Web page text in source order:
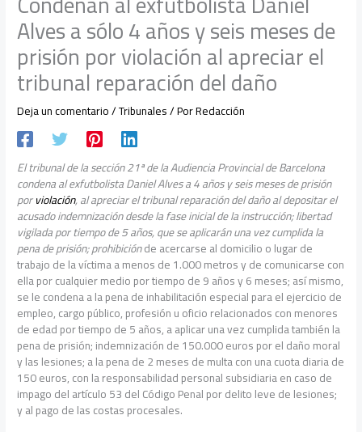
Alves a sólo 4 años y seis meses de
prisión por violación al apreciar el
tribunal reparación del daño
Deja un comentario/Tribunales/ PorRedacción
El tribunal de la sección 21ª de la Audiencia Provincial de Barcelona
condena al exfutbolista Daniel Alves a 4 años y seis meses de prisión
porviolación, al apreciar el tribunal reparación del daño al depositar el
acusado indemnización desde la fase inicial de la instrucción; libertad
vigilada por tiempo de 5 años, que se aplicarán una vez cumplida la
pena de prisión; prohibiciónde acercarse al domicilio o lugar de
trabajo de la víctima a menos de 1.000 metros y de comunicarse con
ella por cualquier medio por tiempo de 9 años y 6 meses; así mismo,
se le condena a la pena de inhabilitación especial para el ejercicio de
empleo, cargo público, profesión u oficio relacionados con menores
de edad por tiempo de 5 años, a aplicar una vez cumplida también la
pena de prisión; indemnización de 150.000 euros por el daño moral
y las lesiones; a la pena de 2 meses de multa con una cuota diaria de
150 euros, con la responsabilidad personal subsidiaria en caso de
impago del artículo 53 del Código Penal por delito leve de lesiones;
y al pago de las costas procesales.